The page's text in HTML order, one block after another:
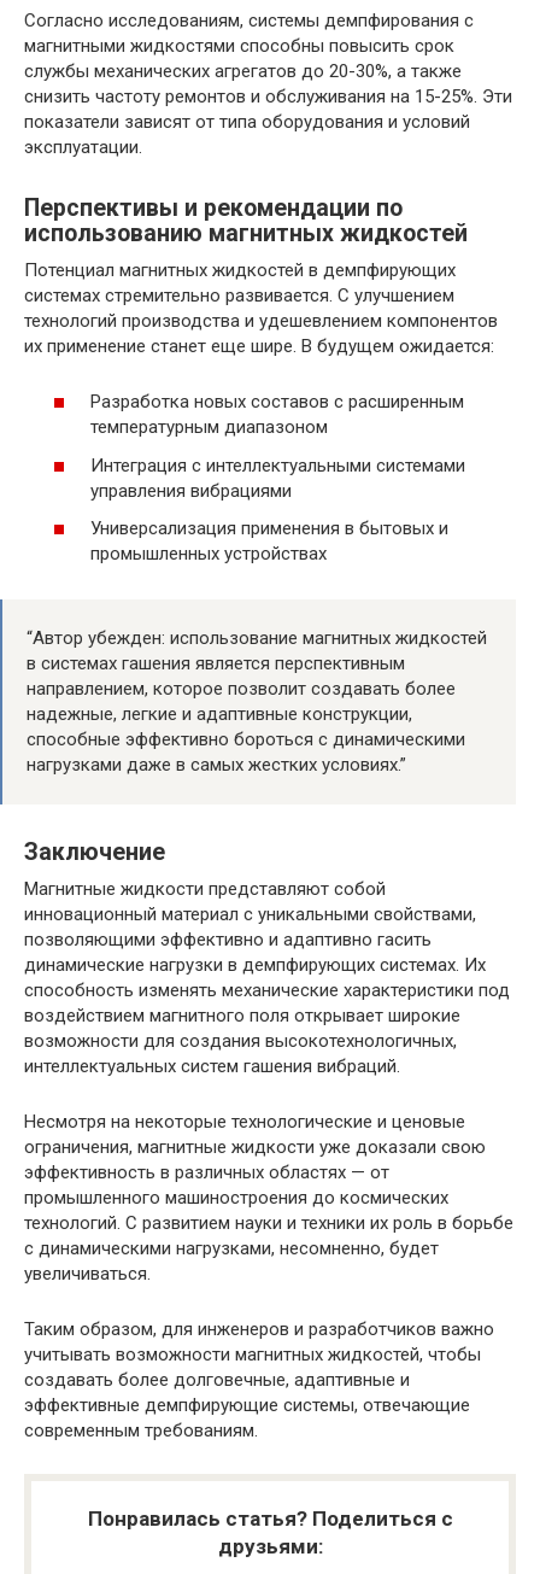
Согласно исследованиям, системы демпфирования с
магнитными жидкостями способны повысить срок
службы механических агрегатов до 20-30%, а также
снизить частоту ремонтов и обслуживания на 15-25%. Эти
показатели зависят от типа оборудования и условий
эксплуатации.
Перспективы и рекомендации по
использованию магнитных жидкостей
Потенциал магнитных жидкостей в демпфирующих
системах стремительно развивается. С улучшением
технологий производства и удешевлением компонентов
их применение станет еще шире. В будущем ожидается:
Разработка новых составов с расширенным
температурным диапазоном
Интеграция с интеллектуальными системами
управления вибрациями
Универсализация применения в бытовых и
промышленных устройствах
“Автор убежден: использование магнитных жидкостей
в системах гашения является перспективным
направлением, которое позволит создавать более
надежные, легкие и адаптивные конструкции,
способные эффективно бороться с динамическими
нагрузками даже в самых жестких условиях.”
Заключение
Магнитные жидкости представляют собой
инновационный материал с уникальными свойствами,
позволяющими эффективно и адаптивно гасить
динамические нагрузки в демпфирующих системах. Их
способность изменять механические характеристики под
воздействием магнитного поля открывает широкие
возможности для создания высокотехнологичных,
интеллектуальных систем гашения вибраций.
Несмотря на некоторые технологические и ценовые
ограничения, магнитные жидкости уже доказали свою
эффективность в различных областях — от
промышленного машиностроения до космических
технологий. С развитием науки и техники их роль в борьбе
с динамическими нагрузками, несомненно, будет
увеличиваться.
Таким образом, для инженеров и разработчиков важно
учитывать возможности магнитных жидкостей, чтобы
создавать более долговечные, адаптивные и
эффективные демпфирующие системы, отвечающие
современным требованиям.
Понравилась статья? Поделиться с
друзьями: